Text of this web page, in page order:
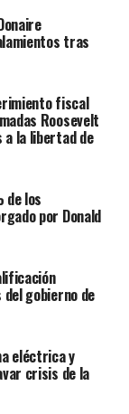
tras
fiscal
Roosevelt
a la libertad de
de los
por Donald
gobierno de
eléctrica y
crisis de la